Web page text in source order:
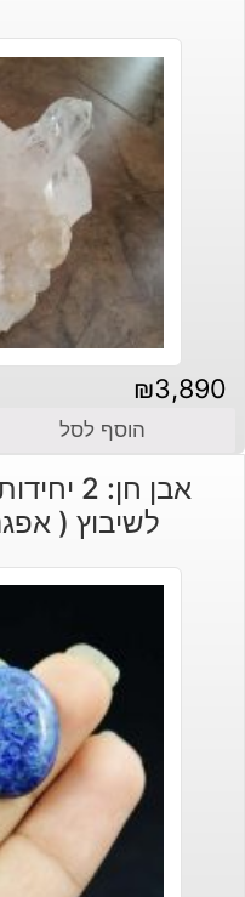
₪3,890
הוסף לסל
אבן חן:
לשיבוץ ( אפגניסטן)